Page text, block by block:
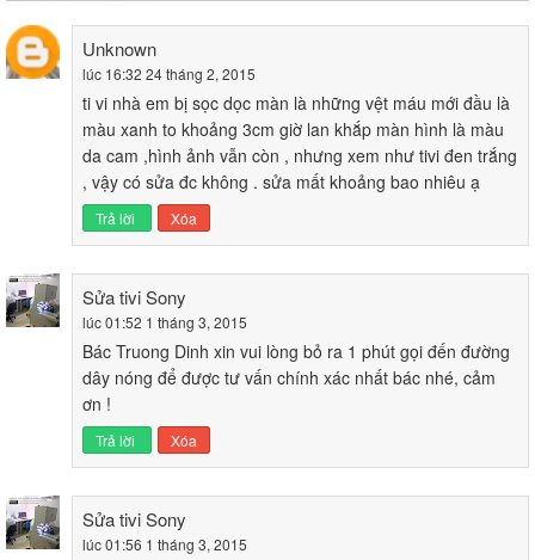
Unknown
lúc 16:32 24 tháng 2, 2015
ti vi nhà em bị sọc dọc màn là những vệt máu mới đầu là
màu xanh to khoảng 3cm giờ lan khắp màn hình là màu
da cam ,hình ảnh vẫn còn , nhưng xem như tivi đen trắng
, vậy có sửa đc không . sửa mất khoảng bao nhiêu ạ
Trả lời Xóa
Sửa tivi Sony
lúc 01:52 1 tháng 3, 2015
Bác Truong Dinh xin vui lòng bỏ ra 1 phút gọi đến đường
dây nóng để được tư vấn chính xác nhất bác nhé, cảm
ơn !
Trả lời Xóa
Sửa tivi Sony
lúc 01:56 1 tháng 3, 2015